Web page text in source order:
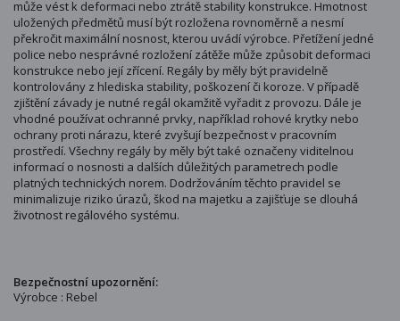
může vést k deformaci nebo ztrátě stability konstrukce. Hmotnost
uložených předmětů musí být rozložena rovnoměrně a nesmí
překročit maximální nosnost, kterou uvádí výrobce. Přetížení jedné
police nebo nesprávné rozložení zátěže může způsobit deformaci
konstrukce nebo její zřícení. Regály by měly být pravidelně
kontrolovány z hlediska stability, poškození či koroze. V případě
zjištění závady je nutné regál okamžitě vyřadit z provozu. Dále je
vhodné používat ochranné prvky, například rohové krytky nebo
ochrany proti nárazu, které zvyšují bezpečnost v pracovním
prostředí. Všechny regály by měly být také označeny viditelnou
informací o nosnosti a dalších důležitých parametrech podle
platných technických norem. Dodržováním těchto pravidel se
minimalizuje riziko úrazů, škod na majetku a zajišťuje se dlouhá
životnost regálového systému.
Bezpečnostní upozornění:
Výrobce : Rebel